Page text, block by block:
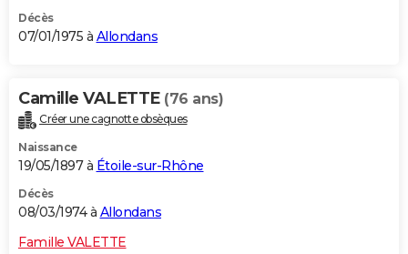
Décès
07/01/1975 à Allondans
Camille VALETTE (76 ans)
Créer une cagnotte obsèques
Naissance
19/05/1897 à Étoile-sur-Rhône
Décès
08/03/1974 à Allondans
Famille VALETTE